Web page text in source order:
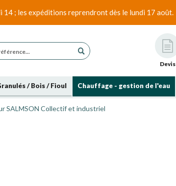
14 ; les expéditions reprendront dès le lundi 17 août.
Devis
/ Bois / Fioul Chauffage - gestion de l'eau
SALMSON Collectif et industriel